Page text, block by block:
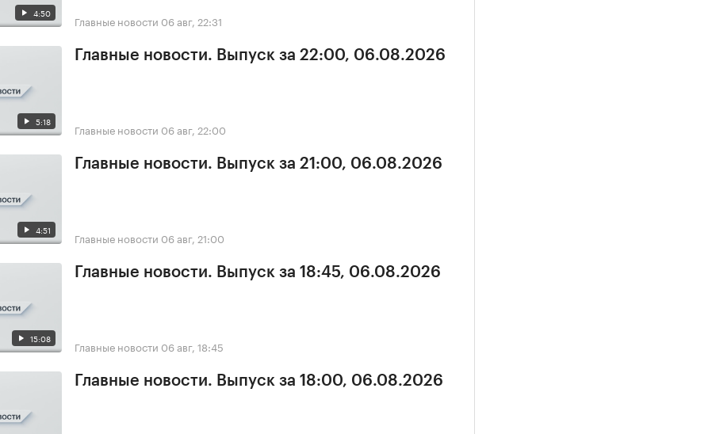
4:50 Главные новости 06 авг, 22:31
5:18
Главные новости. Выпуск за 22:00, 06.08.2026
Главные новости 06 авг, 22:00
4:51
Главные новости. Выпуск за 21:00, 06.08.2026
Главные новости 06 авг, 21:00
15:08
Главные новости. Выпуск за 18:45, 06.08.2026
Главные новости 06 авг, 18:45
Главные новости. Выпуск за 18:00, 06.08.2026